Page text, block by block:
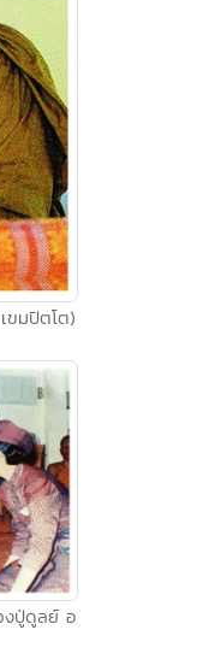
ขมปัตโต)
งปู่ดูลย์ อ